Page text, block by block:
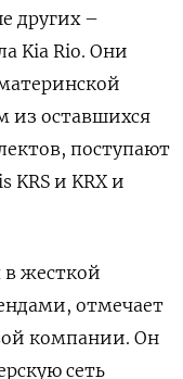
других –
Kia Rio. Они
из оставшихся
поступают
KRS и KRX и
жесткой
отмечает
компании. Он
сеть